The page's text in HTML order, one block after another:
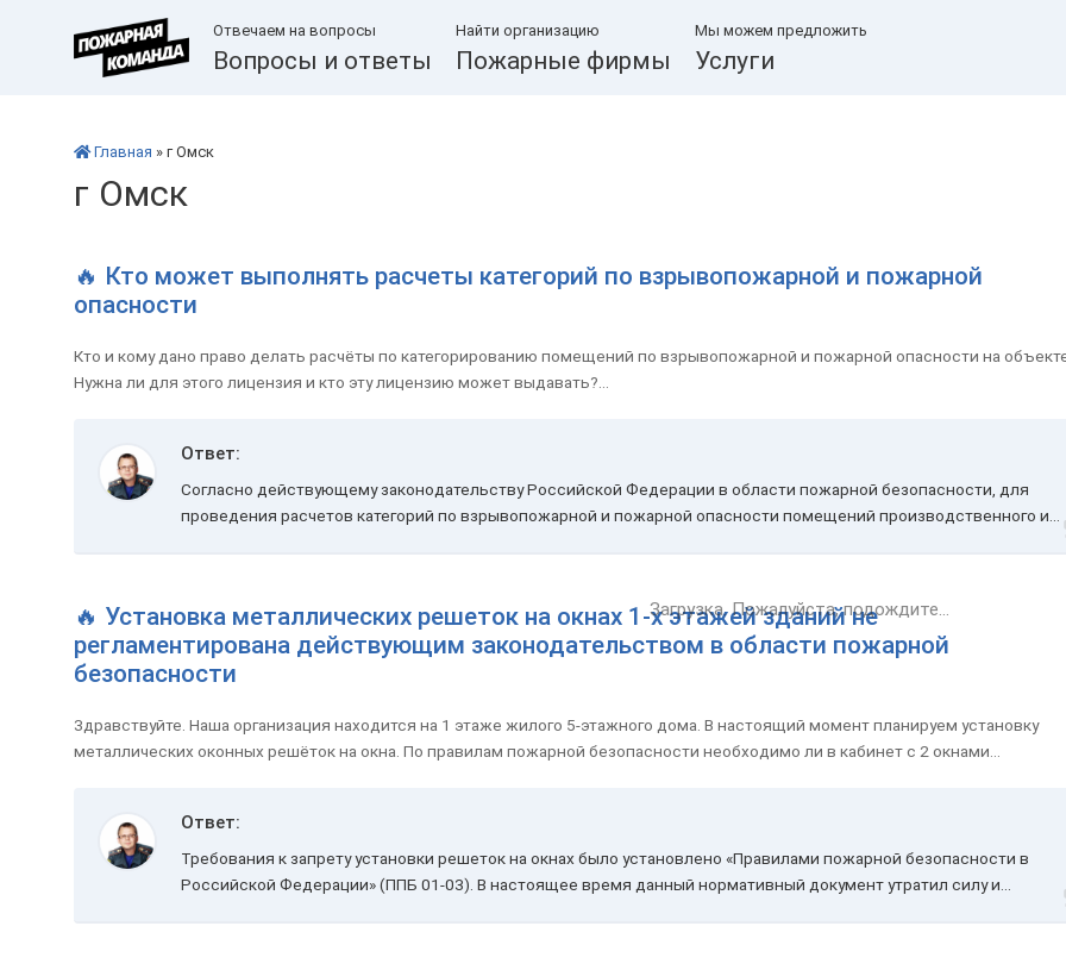
Отвечаем на вопросы
Вопросы и ответы
Найти организацию
Пожарные фирмы
Мы можем предложить
Услуги
Главная » г Омск
г Омск
🔥 Кто может выполнять расчеты категорий по взрывопожарной и пожарной
опасности
Кто и кому дано право делать расчёты по категорированию помещений по взрывопожарной и пожарной опасности на
Нужна ли для этого лицензия и кто эту лицензию может выдавать?...
Ответ:
Согласно действующему законодательству Российской Федерации в области пожарной безопасности, для
проведения расчетов категорий по взрывопожарной и пожарной опасности помещений производственного и...
🔥 Установка металлических решеток на окнах 1-х этажей зданий не
регламентирована действующим законодательством в области пожарной
безопасности
Здравствуйте. Наша организация находится на 1 этаже жилого 5-этажного дома. В настоящий момент планируем установку
металлических оконных решёток на окна. По правилам пожарной безопасности необходимо ли в кабинет с 2 окнами...
Ответ:
Требования к запрету установки решеток на окнах было установлено «Правилами пожарной безопасности в
Российской Федерации» (ППБ 01-03). В настоящее время данный нормативный документ утратил силу и...
Загрузка. Пожалуйста, подождите...